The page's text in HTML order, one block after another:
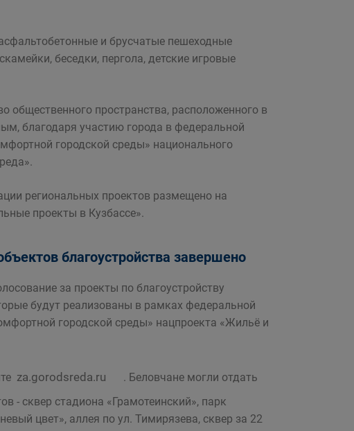
и брусчатые пешеходные
беседки, пергола, детские игровые
общественного пространства, расположенного в
благодаря участию города в федеральной
городской среды» национального
региональных проектов размещено на
проекты в Кузбассе».
благоустройства завершено
за проекты по благоустройству
будут реализованы в рамках федеральной
городской среды» нацпроекта «Жильё и
za.gorodsreda.ru
. Беловчане могли отдать
- сквер стадиона «Грамотеинский», парк
цвет», аллея по ул. Тимирязева, сквер за 22